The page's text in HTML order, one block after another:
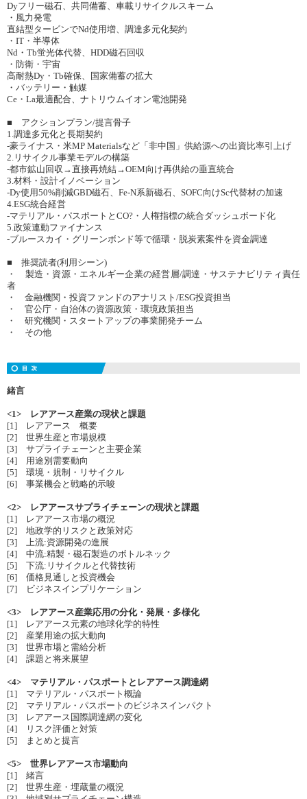
Dyフリー磁石、共同備蓄、車載リサイクルスキーム
・風力発電
直結型タービンでNd使用増、調達多元化契約
・IT・半導体
Nd・Tb蛍光体代替、HDD磁石回収
・防衛・宇宙
高耐熱Dy・Tb確保、国家備蓄の拡大
・バッテリー・触媒
Ce・La最適配合、ナトリウムイオン電池開発
■ アクションプラン/提言骨子
1.調達多元化と長期契約
-豪ライナス・米MP Materialsなど「非中国」供給源への出資比率引上げ
2.リサイクル事業モデルの構築
-都市鉱山回収→直接再焼結→OEM向け再供給の垂直統合
3.材料・設計イノベーション
-Dy使用50%削減GBD磁石、Fe-N系新磁石、SOFC向けSc代替材の加速
4.ESG統合経営
-マテリアル・パスポートとCO?・人権指標の統合ダッシュボード化
5.政策連動ファイナンス
-ブルースカイ・グリーンボンド等で循環・脱炭素案件を資金調達
■ 推奨読者(利用シーン)
・ 製造・資源・エネルギー企業の経営層/調達・サステナビリティ責任
者
・ 金融機関・投資ファンドのアナリスト/ESG投資担当
・ 官公庁・自治体の資源政策・環境政策担当
・ 研究機関・スタートアップの事業開発チーム
・ その他
緒言
<1> レアアース産業の現状と課題
[1] レアアース 概要
[2] 世界生産と市場規模
[3] サプライチェーンと主要企業
[4] 用途別需要動向
[5] 環境・規制・リサイクル
[6] 事業機会と戦略的示唆
<2> レアアースサプライチェーンの現状と課題
[1] レアアース市場の概況
[2] 地政学的リスクと政策対応
[3] 上流:資源開発の進展
[4] 中流:精製・磁石製造のボトルネック
[5] 下流:リサイクルと代替技術
[6] 価格見通しと投資機会
[7] ビジネスインプリケーション
<3> レアアース産業応用の分化・発展・多様化
[1] レアアース元素の地球化学的特性
[2] 産業用途の拡大動向
[3] 世界市場と需給分析
[4] 課題と将来展望
<4> マテリアル・パスポートとレアアース調達網
[1] マテリアル・パスポート概論
[2] マテリアル・パスポートのビジネスインパクト
[3] レアアース国際調達網の変化
[4] リスク評価と対策
[5] まとめと提言
<5> 世界レアアース市場動向
[1] 緒言
[2] 世界生産・埋蔵量の概況